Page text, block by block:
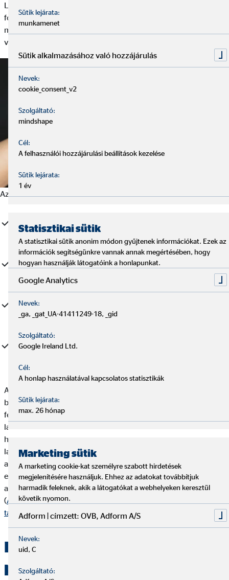
Lakásbiztosítási kötvény (fedezetet igazoló dokumentum) az a
fontos dokumentum, amely tartalmazza, hogy a biztosító
milyen esetekben és milyen összeghatáron belül nyújt
védelmet vagy kártérítést veszteség, illetve kár esetén.
Azaz ebben a dokumentumban megtalálható:
a biztosítás tartama (határozott vagy határozatlan tartamra
szóló)
a biztosított épületek, építmények, a biztosított ingóságok
biztosítási értéke
a kiegészítő biztosítások és a hozzájuk kapcsolódó
fedezetek
valamint a szerződés éves díja
A lakásbiztosítási kötvényre általában káresemény
bekövetkeztekor vagy szerződésünk évfordulóra történő
felmondásakor van szükségünk. Viszont a márciusi
lakáskampány apropójából is kiemelt fontosságú a megléte,
hiszen most lehetőségünk van arra, hogy a meglévő
lakásbiztosításunkat aktualizáljuk, igényeinkre szabjuk, vagy
akár felmondhassuk és egy megfelelőbbet köthessünk. Ennek
első lépésként érdemes a meglévő lakásbiztosítási kötvényünk
alapján a biztosításunkat egy szakértő bevonásával átvizsgálni.
(A lakásbiztosításról bővebben ebből a cikkből
tájékozódhatsz).
Hol találod a lakásbiztosítási
kötvényed?
Sütik lejárata:
munkamenet
Sütik alkalmazásához való hozzájárulás
Nevek:
cookie_consent_v2
Szolgáltató:
mindshape
Cél:
A felhasználói hozzájárulási beállítások kezelése
Sütik lejárata:
1 év
Statisztikai sütik
A statisztikai sütik anonim módon gyűjtenek információkat. Ezek az
információk segítségünkre vannak annak megértésében, hogy
hogyan használják látogatóink a honlapunkat.
Google Analytics
Nevek:
_ga, _gat_UA-41411249-18, _gid
Szolgáltató:
Google Ireland Ltd.
Cél:
A honlap használatával kapcsolatos statisztikák
Sütik lejárata:
max. 26 hónap
Marketing sütik
A marketing cookie-kat személyre szabott hirdetések
megjelenítésére használjuk. Ehhez az adatokat továbbítjuk
harmadik feleknek, akik a látogatókat a webhelyeken keresztül
követik nyomon.
Adform | címzett: OVB, Adform A/S
Nevek:
uid, C
Szolgáltató: